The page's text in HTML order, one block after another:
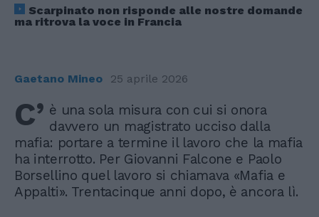
Scarpinato non risponde alle nostre domande
ma ritrova la voce in Francia
Gaetano Mineo 25 aprile 2026
C’ è una sola misura con cui si onora
davvero un magistrato ucciso dalla
mafia: portare a termine il lavoro che la mafia
ha interrotto. Per Giovanni Falcone e Paolo
Borsellino quel lavoro si chiamava «Mafia e
Appalti». Trentacinque anni dopo, è ancora lì.